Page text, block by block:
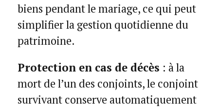
biens pendant le mariage, ce qui peut
simplifier la gestion quotidienne du
patrimoine.
Protection en cas de décès : à la
mort de l’un des conjoints, le conjoint
survivant conserve automatiquement